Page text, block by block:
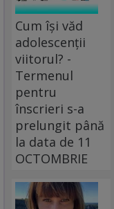
Cum își văd
adolescenții
viitorul? -
Termenul
pentru
înscrieri s-a
prelungit până
la data de 11
OCTOMBRIE